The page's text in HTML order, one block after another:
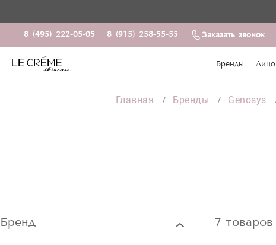
8 (495) 222-05-05 8 (915) 258-55-55 Заказать звонок
Бренды Лицо
Главная Бренды Genosys
Бренд 7 товаров